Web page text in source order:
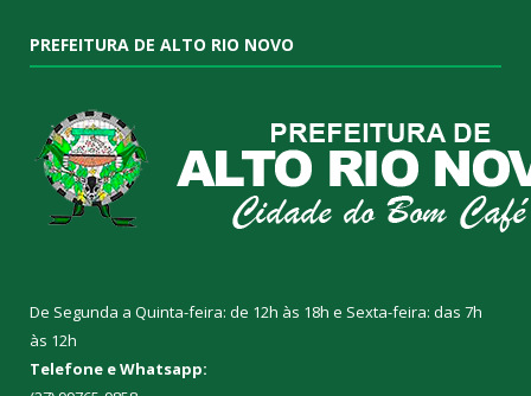
PREFEITURA DE ALTO RIO NOVO
De Segunda a Quinta-feira: de 12h às 18h e Sexta-feira: das 7h
às 12h
Telefone e Whatsapp: